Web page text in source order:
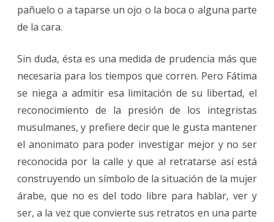
pañuelo o a taparse un ojo o la boca o alguna parte
de la cara.
Sin duda, ésta es una medida de prudencia más que
necesaria para los tiempos que corren. Pero Fátima
se niega a admitir esa limitación de su libertad, el
reconocimiento de la presión de los integristas
musulmanes, y prefiere decir que le gusta mantener
el anonimato para poder investigar mejor y no ser
reconocida por la calle y que al retratarse así está
construyendo un símbolo de la situación de la mujer
árabe, que no es del todo libre para hablar, ver y
ser, a la vez que convierte sus retratos en una parte